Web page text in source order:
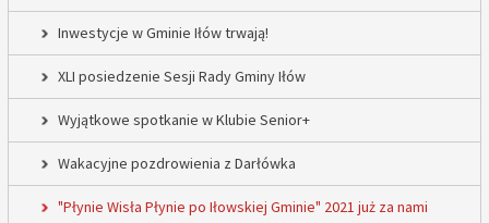
Inwestycje w Gminie Iłów trwają!
XLI posiedzenie Sesji Rady Gminy Iłów
Wyjątkowe spotkanie w Klubie Senior+
Wakacyjne pozdrowienia z Darłówka
"Płynie Wisła Płynie po Iłowskiej Gminie" 2021 już za nami